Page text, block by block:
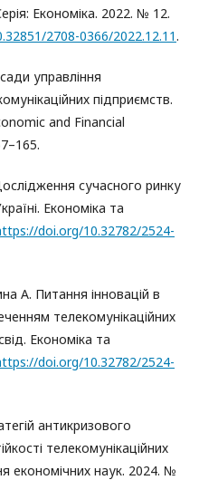
Економіка. 2022. № 12.
2708-0366/2022.12.11.
управління
підприємств.
and Financial
сучасного ринку
Економіка та
doi.org/10.32782/2524-
А. Питання інновацій в
телекомунікаційних
Економіка та
doi.org/10.32782/2524-
антикризового
телекомунікаційних
економічних наук. 2024. №